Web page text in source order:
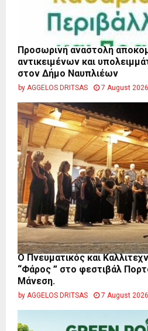
Προσωρινή αναστολή
αντικειμένων και
στον Δήμο Ναυπλιέων
by AGGELOS DRITSAS 7 August 2026
Ο Πνευματικός και
“Φάρος ” στο φεστιβάλ
Μάνεση.
by AGGELOS DRITSAS 7 August 2026